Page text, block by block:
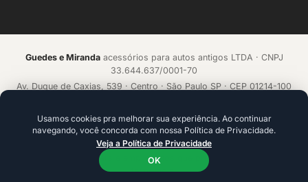
Guedes e Mirandaacessórios para autos antigos LTDA · CNPJ
33.644.637/0001-70
Av. Duque de Caxias, 539 · Centro · São Paulo SP · CEP 01214-100
Acelerado porecommerce.CAMP
Plataforma de alta conversão com IA que aprende a cada venda.
Ideal para founders e empresários que precisam ir além da
tecnologia.
Usamos cookies pra melhorar sua experiência. Ao continuar
navegando, você concorda com nossa Política de Privacidade.
Veja a Política de Privacidade
OK